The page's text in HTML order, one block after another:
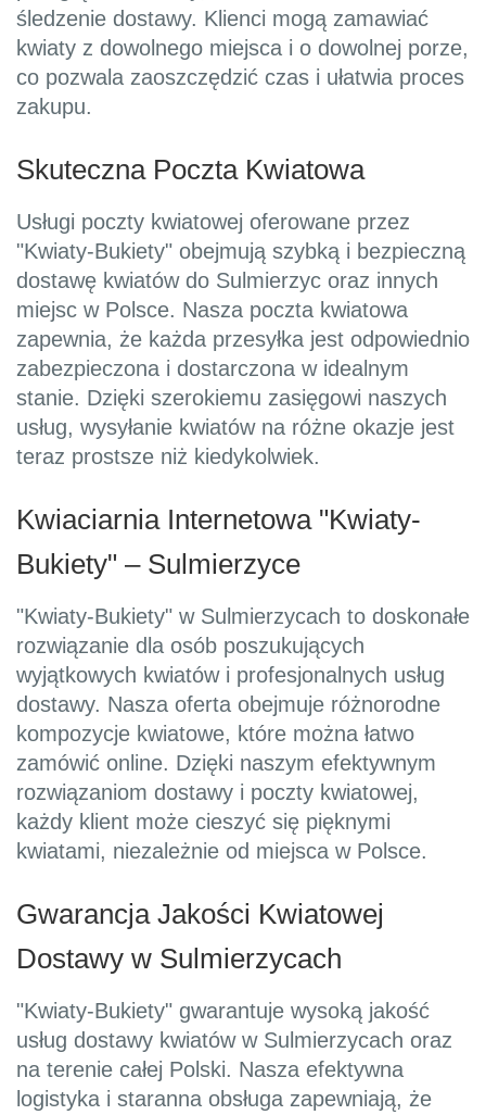
śledzenie dostawy. Klienci mogą zamawiać
kwiaty z dowolnego miejsca i o dowolnej porze,
co pozwala zaoszczędzić czas i ułatwia proces
zakupu.
Skuteczna Poczta Kwiatowa
Usługi poczty kwiatowej oferowane przez
"Kwiaty-Bukiety" obejmują szybką i bezpieczną
dostawę kwiatów do Sulmierzyc oraz innych
miejsc w Polsce. Nasza poczta kwiatowa
zapewnia, że każda przesyłka jest odpowiednio
zabezpieczona i dostarczona w idealnym
stanie. Dzięki szerokiemu zasięgowi naszych
usług, wysyłanie kwiatów na różne okazje jest
teraz prostsze niż kiedykolwiek.
Kwiaciarnia Internetowa "Kwiaty-
Bukiety" – Sulmierzyce
"Kwiaty-Bukiety" w Sulmierzycach to doskonałe
rozwiązanie dla osób poszukujących
wyjątkowych kwiatów i profesjonalnych usług
dostawy. Nasza oferta obejmuje różnorodne
kompozycje kwiatowe, które można łatwo
zamówić online. Dzięki naszym efektywnym
rozwiązaniom dostawy i poczty kwiatowej,
każdy klient może cieszyć się pięknymi
kwiatami, niezależnie od miejsca w Polsce.
Gwarancja Jakości Kwiatowej
Dostawy w Sulmierzycach
"Kwiaty-Bukiety" gwarantuje wysoką jakość
usług dostawy kwiatów w Sulmierzycach oraz
na terenie całej Polski. Nasza efektywna
logistyka i staranna obsługa zapewniają, że